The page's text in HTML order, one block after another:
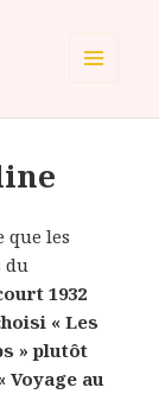
que les
du
1932
« Les
» plutôt
Voyage au